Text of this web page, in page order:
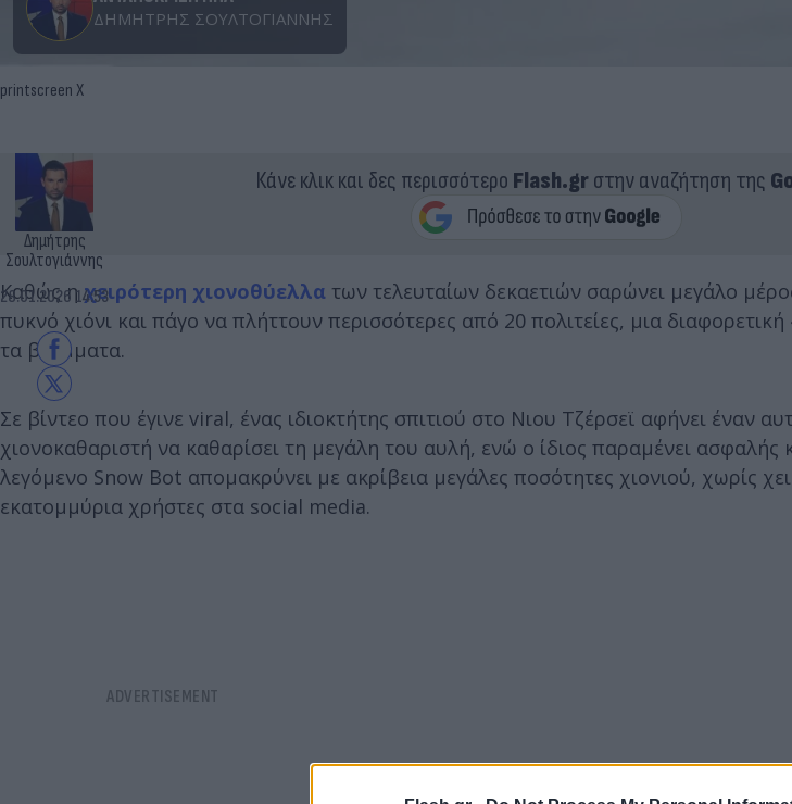
ΔΗΜΉΤΡΗΣ ΣΟΥΛΤΟΓΙΆΝΝΗΣ
printscreen X
Δημήτρης
Σουλτογιάννης
28.01.2026 14:53
Κάνε κλικ και δες περισσότερο Flash.grστην αναζήτηση της
Καθώς ηχειρότερη χιονοθύελλα των τελευταίων δεκαετιών σαρώνει μεγάλο
πυκνό χιόνι και πάγο να πλήττουν περισσότερες από 20 πολιτείες, μια
τα βλέμματα.
Σε βίντεο που έγινε viral, ένας ιδιοκτήτης σπιτιού στο Νιου Τζέρσεϊ αφήνει έναν
χιονοκαθαριστή να καθαρίσει τη μεγάλη του αυλή, ενώ ο ίδιος παραμένει ασφαλής
λεγόμενο Snow Bot απομακρύνει με ακρίβεια μεγάλες ποσότητες χιονιού, χωρίς
εκατομμύρια χρήστες στα social media.